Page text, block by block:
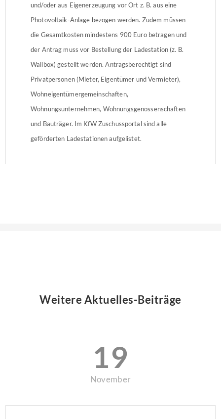
und/oder aus Eigenerzeugung vor Ort z. B. aus eine
Photovoltaik-Anlage bezogen werden. Zudem müssen
die Gesamtkosten mindestens 900 Euro betragen und
der Antrag muss vor Bestellung der Ladestation (z. B.
Wallbox) gestellt werden. Antragsberechtigt sind
Privatpersonen (Mieter, Eigentümer und Vermieter),
Wohneigentümergemeinschaften,
Wohnungsunternehmen, Wohnungsgenossenschaften
und Bauträger. Im KfW Zuschussportal sind alle
geförderten Ladestationen aufgelistet.
Weitere Aktuelles-Beiträge
19
November